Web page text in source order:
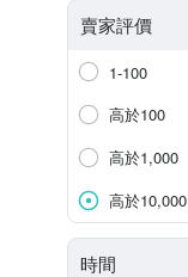
賣家評價
1-100
高於100
高於1,000
高於10,000
時間